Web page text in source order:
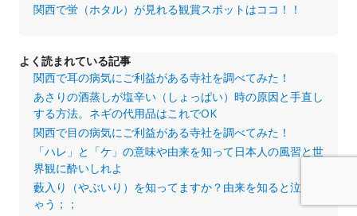
関西で蛍（ホタル）が見れる観賞スポットはココ！！
よく読まれている記事
関西で耳の病気にご利益がある寺社を調べてみた！
あさりの酒蒸しが塩辛い（しょっぱい）時の原因と手直し
する方法。ネギの代用品はこれでOK
関西で目の病気にご利益がある寺社を調べてみた！
「ハレ」と「ケ」の意味や由来を知って日本人の風習と世
界観に酔いしれよ
藪入り（やぶいり）を知ってますか？由来を知ると泣けち
ゃう；；